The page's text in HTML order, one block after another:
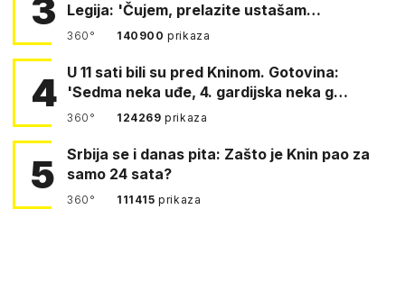
3 Legija: 'Čujem, prelazite ustašam…
360° 140900prikaza
4 U 11 sati bili su pred Kninom. Gotovina:
'Sedma neka uđe, 4. gardijska neka g…
360° 124269prikaza
5
Srbija se i danas pita: Zašto je Knin pao za
samo 24 sata?
360° 111415prikaza